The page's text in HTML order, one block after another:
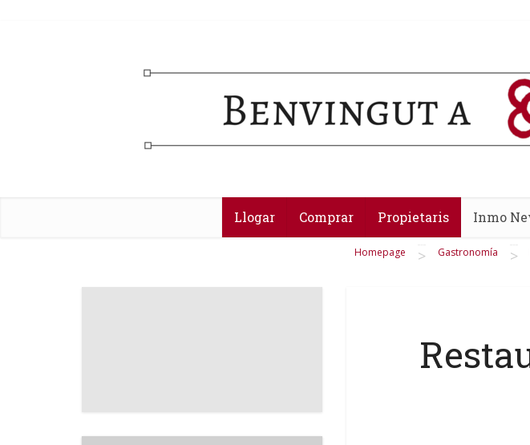
Llogar Comprar Propietaris Inmo
Homepage > Gastronomía >